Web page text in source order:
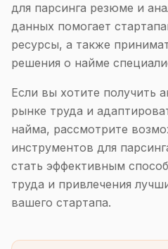
для парсинга резюме и
данных помогает
ресурсы, а также
решения о найме
Если вы хотите получить
рынке труда и
найма, рассмотрите
инструментов для
стать эффективным
труда и привлечения
вашего стартапа.